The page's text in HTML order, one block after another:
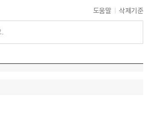
도움말 삭제기준